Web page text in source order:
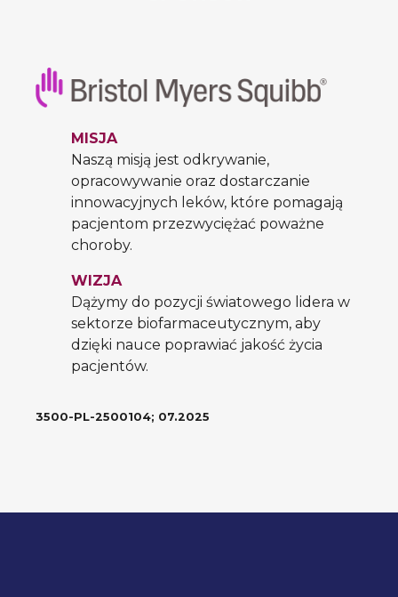
MISJA
Naszą misją jest odkrywanie,
opracowywanie oraz dostarczanie
innowacyjnych leków, które pomagają
pacjentom przezwyciężać poważne
choroby.
WIZJA
Dążymy do pozycji światowego lidera w
sektorze biofarmaceutycznym, aby
dzięki nauce poprawiać jakość życia
pacjentów.
3500-PL-2500104; 07.2025